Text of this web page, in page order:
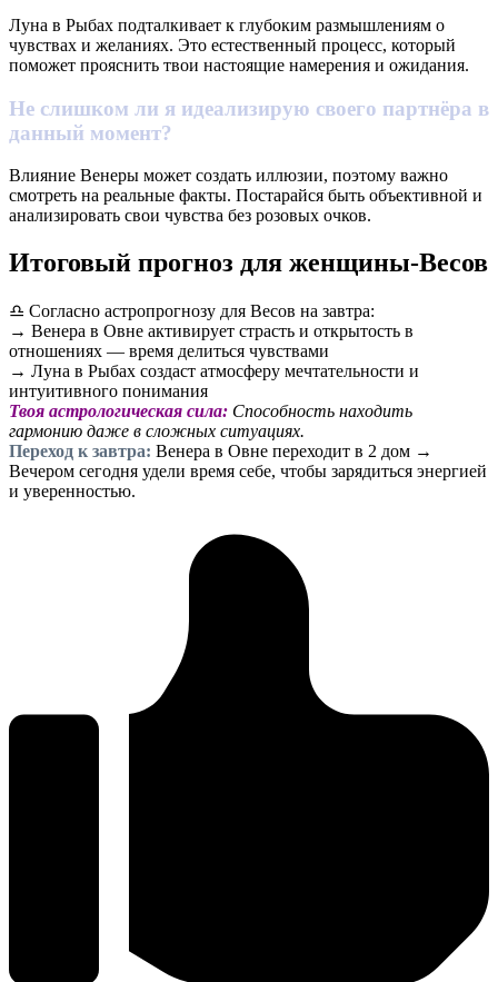
Луна в Рыбах подталкивает к глубоким размышлениям о
чувствах и желаниях. Это естественный процесс, который
поможет прояснить твои настоящие намерения и ожидания.
Не слишком ли я идеализирую своего партнёра в
данный момент?
Влияние Венеры может создать иллюзии, поэтому важно
смотреть на реальные факты. Постарайся быть объективной и
анализировать свои чувства без розовых очков.
Итоговый прогноз для женщины-Весов
♎ Согласно астропрогнозу для Весов на завтра:
→ Венера в Овне активирует страсть и открытость в
отношениях — время делиться чувствами
→ Луна в Рыбах создаст атмосферу мечтательности и
интуитивного понимания
Твоя астрологическая сила: Способность находить
гармонию даже в сложных ситуациях.
Переход к завтра: Венера в Овне переходит в 2 дом →
Вечером сегодня удели время себе, чтобы зарядиться энергией
и уверенностью.